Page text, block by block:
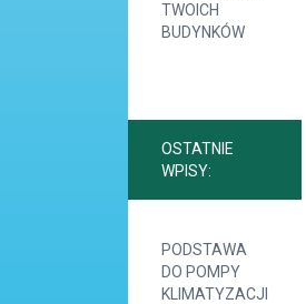
TWOICH
BUDYNKÓW
OSTATNIE
WPISY:
PODSTAWA
DO POMPY
KLIMATYZACJI